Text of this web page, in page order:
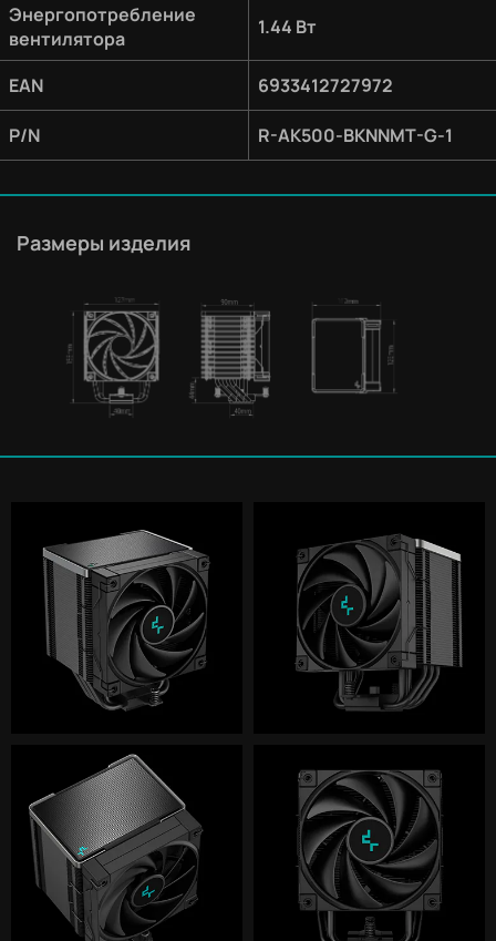
Энергопотребление
вентилятора
1.44 Вт
EAN 6933412727972
P/N R-AK500-BKNNMT-G-1
Размеры изделия